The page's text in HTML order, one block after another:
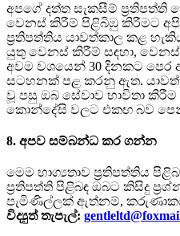
අපගේ දත්ත සැකසීම් ප්‍රතිපත්ති
වෙනස් කිරීම් පිළිබිඹු කිරීමට අපි
ප්‍රතිපත්තිය යාවත්කාල කළ
යුතු වෙනස් කිරීම් සඳහා,
අවම වශයෙන් 30 දිනකට පෙර
සටහනක් පළ කරනු ඇත.
වූ පසු ඔබ සේවාව භාවිතා
කොන්දේසි වලට එකඟ බව
8. අපව සම්බන්ධ කර ගන්න
මෙම භාග්‍යතාව ප්‍රතිපත්තිය
ප්‍රතිපත්ති පිළිබඳ ඔබට කිසිදු
පැමිණිල්ලක් ඇත්නම්,
විද්‍යුත් තැපැල්: